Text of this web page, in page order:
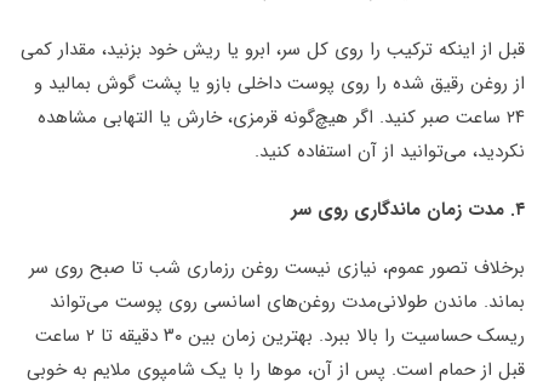
قبل از اینکه ترکیب را روی کل سر، ابرو یا ریش خود بزنید، مقدار کمی
از روغن رقیق شده را روی پوست داخلی بازو یا پشت گوش بمالید و
۲۴ ساعت صبر کنید. اگر هیچ‌گونه قرمزی، خارش یا التهابی مشاهده
نکردید، می‌توانید از آن استفاده کنید.
۴. مدت زمان ماندگاری روی سر
برخلاف تصور عموم، نیازی نیست روغن رزماری شب تا صبح روی سر
بماند. ماندن طولانی‌مدت روغن‌های اسانسی روی پوست می‌تواند
ریسک حساسیت را بالا ببرد. بهترین زمان بین ۳۰ دقیقه تا ۲ ساعت
قبل از حمام است. پس از آن، موها را با یک شامپوی ملایم به خوبی